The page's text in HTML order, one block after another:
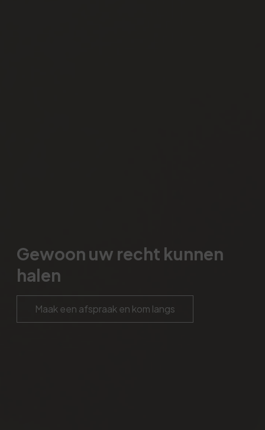
Gewoon uw recht kunnen
halen
Maak een afspraak en kom langs